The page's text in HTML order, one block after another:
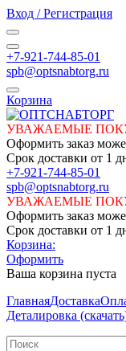
Вход / Регистрация
+7-921-744-85-01
spb@optsnabtorg.ru
Корзина
УВАЖАЕМЫЕ
Оформить заказ
Срок доставки от 1
+7-921-744-85-01
spb@optsnabtorg.ru
УВАЖАЕМЫЕ
Оформить заказ
Срок доставки от 1
Корзина:
Оформить
Ваша корзина пуста
ГлавнаяДоставка
Деталировка